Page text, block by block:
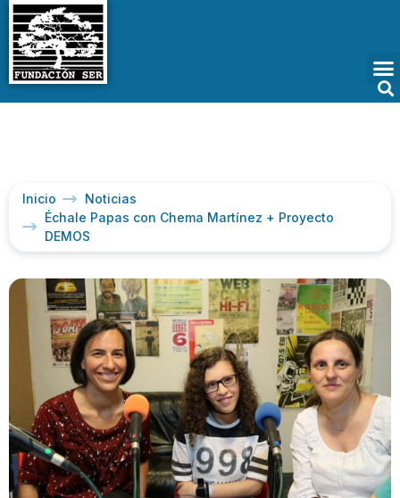
Inicio
Noticias
Échale Papas con Chema Martínez + Proyecto
DEMOS